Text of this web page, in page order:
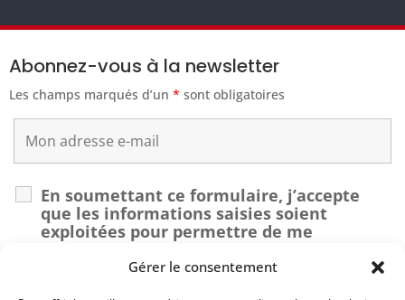
Gérer le consentement
Abonnez-vous à la newsletter
Les champs marqués d’un * sont obligatoires
En soumettant ce formulaire, j’accepte
que les informations saisies soient
exploitées pour permettre de me